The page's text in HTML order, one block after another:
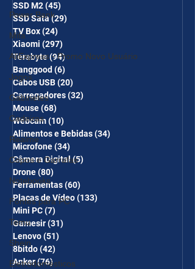
Power Bank
Mifa
AliExpress - Promo Novo Usuário
Jogos
Gabinetes
Cadeiras
Realme
Copos e Garrafas
Notebooks
Fontes para PC
Temu
Shein
Eletrodomésticos
SSD M2(45)
SSD Sata (29)
TV Box(24)
Xiaomi (297)
Terabyte(94)94 posts
Banggood (6)
Cabos USB(20)
Carregadores(32)
Mouse(68)
Webcam(10)
Alimentos e Bebidas(34)
Microfone(34)
Câmera Digital(5)
Drone(80)
Ferramentas(60)
Placas de Vídeo(133)
Mini PC(7)
Gamesir(31)
Lenovo(51)
8bitdo(42)
Anker(76)76 posts